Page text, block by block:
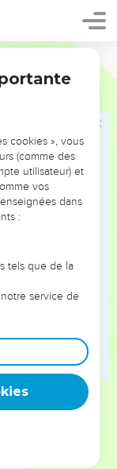
l'on chantait en
10'000’ ? »
vivant ! Tu es
avec moi dans
depuis ton
ne plais pas aux
faire qui déplaise
tu trouvé
combattre les
tu me plais
des Philistins
que les
toi. Levez-vous
heure pour
cookies », vous
(comme des
utilisateur) et
vos
dans
:
tels que de la
service de